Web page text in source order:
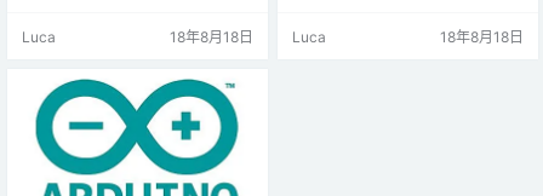
件的习惯进行了深度优化，采用全
障碍使用。 下载地址：KRobot版：
Windows 64位KBlock 2.0 & 3.0
版：Windows …
Luca 18年8月18日
绘制二维和三维图形。默认渲染器
Luca 18年8月18日